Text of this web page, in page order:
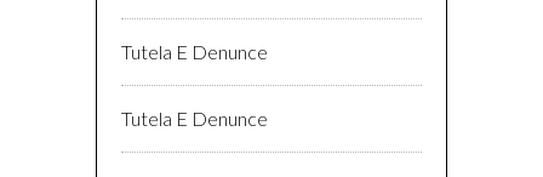
Tutela E Denunce
Tutela E Denunce